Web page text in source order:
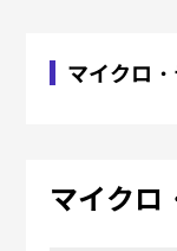
マイクロ
マイクロ